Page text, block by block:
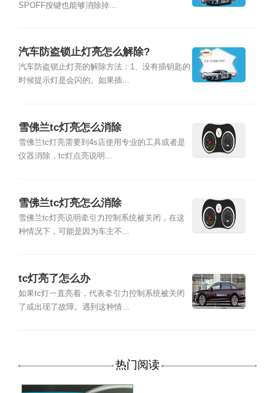
SPOFF按键也能够消除掉...
汽车防盗锁止灯亮怎么解除?
汽车防盗锁止灯亮的解除方法：1、没有插钥匙的
时候提示灯是会闪的。如果插...
雪佛兰tc灯亮怎么消除
雪佛兰tc灯亮需要到4s店使用专业的工具或者是
仪器消除，tc灯点亮说明...
雪佛兰tc灯亮怎么消除
雪佛兰tc灯亮说明牵引力控制系统被关闭，在这
种情况下，可能是因为车主不...
tc灯亮了怎么办
如果tc灯一直亮着，代表牵引力控制系统被关闭
了或出现了故障。遇到这种情...
热门阅读